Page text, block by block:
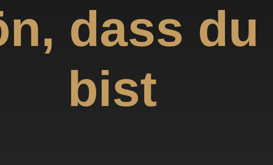
dass du
bist